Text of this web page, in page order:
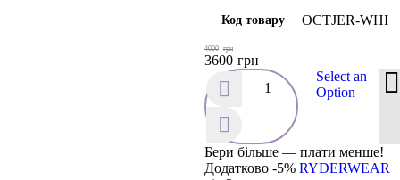
Код товару OCTJER-WHI
грн
3600
грн
4000
Select an
Option
Бери більше — плати менше!
Додатково -5% RYDERWEAR